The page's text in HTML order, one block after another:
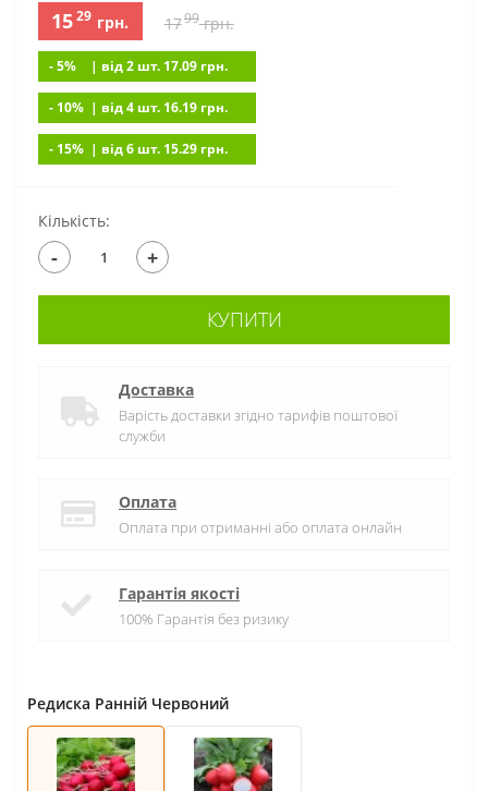
1529 грн. 1799грн.
- 5% | вiд 2 шт. 17.09 грн.
- 10% | вiд 4 шт. 16.19 грн.
- 15% | вiд 6 шт. 15.29 грн.
Кількість:
- +
КУПИТИ
Доставка
Варість доставки згідно тарифів поштової
служби
Оплата
Оплата при отриманні або оплата онлайн
Гарантія якості
100% Гарантія без ризику
Редиска Ранній Червоний